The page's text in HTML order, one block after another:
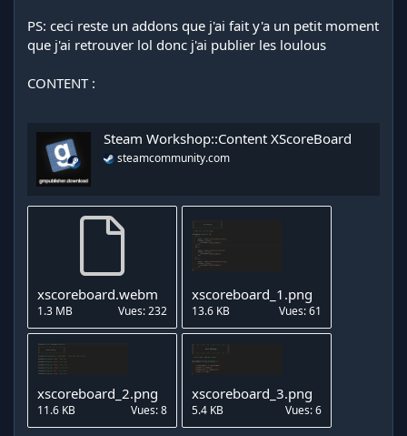
PS: ceci reste un addons que j'ai fait y'a un petit moment
que j'ai retrouver lol donc j'ai publier les loulous
CONTENT :
Steam Workshop::Content XScoreBoard
steamcommunity.com
xscoreboard.webm
1.3 MB Vues: 232
xscoreboard_1.png
13.6 KB Vues: 61
xscoreboard_2.png
11.6 KB Vues: 8
xscoreboard_3.png
5.4 KB Vues: 6